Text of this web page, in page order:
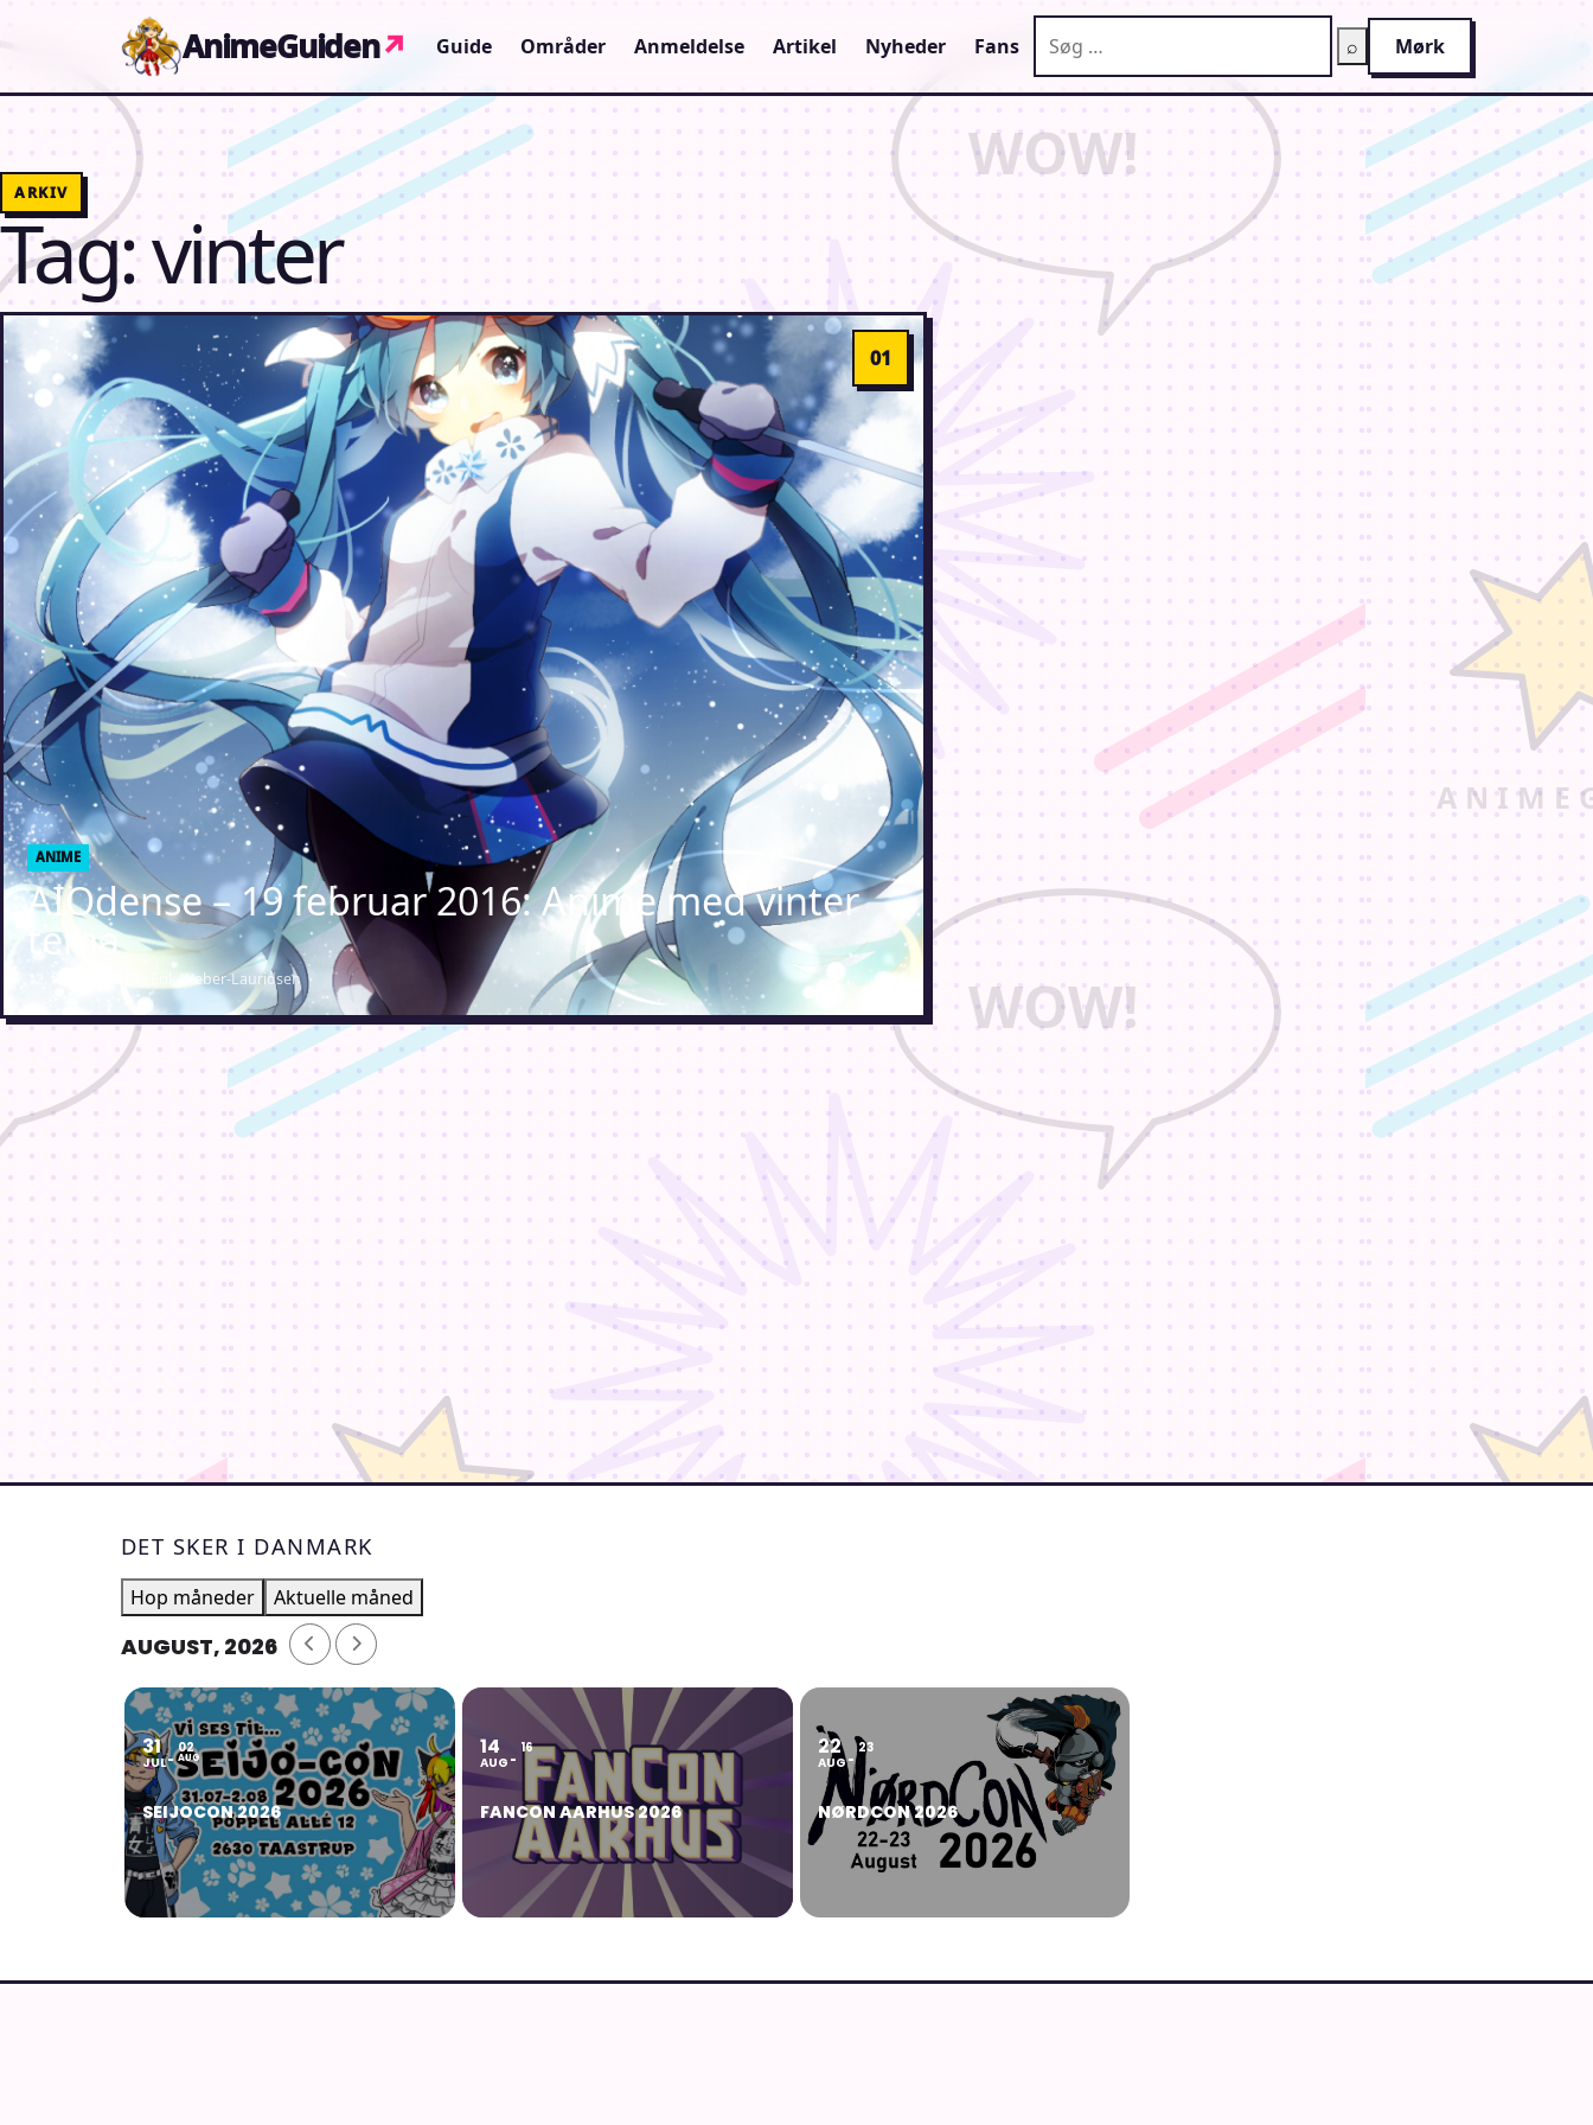
AnimeGuiden↗ Guide Områder Anmeldelse Artikel Nyheder Fans ⌕ Mørk
ARKIV
Tag:vinter
ANIME
AIOdense – 19 februar 2016: Anime med vinter
tema
12. februar 2016 · Erik Weber-Lauridsen
DET SKER I DANMARK
Hop måneder Aktuelle måned
AUGUST, 2026
31
JUL
02
AUG
SEIJOCON 2026
14
AUG
16
FANCON AARHUS 2026
22
AUG
23
NØRDCON 2026